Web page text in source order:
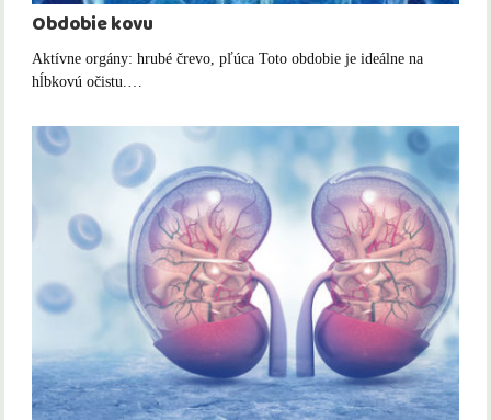
Obdobie kovu
Aktívne orgány: hrubé črevo, pľúca Toto obdobie je ideálne na
hĺbkovú očistu.…